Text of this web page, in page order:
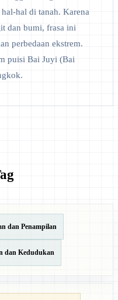
hal di tanah. Karena
dan bumi, frasa ini
perbedaan ekstrem.
puisi Bai Juyi (Bai
dan Penampilan
dan Kedudukan